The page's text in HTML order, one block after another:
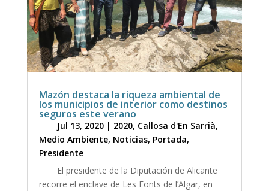
Mazón destaca la riqueza ambiental de
los municipios de interior como destinos
seguros este verano
Jul 13, 2020| 2020, Callosa d'En Sarrià,
Medio Ambiente, Noticias, Portada,
Presidente
El presidente de la Diputación de Alicante
recorre el enclave de Les Fonts de l’Algar, en